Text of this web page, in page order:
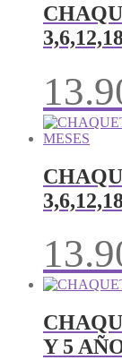
Y 5